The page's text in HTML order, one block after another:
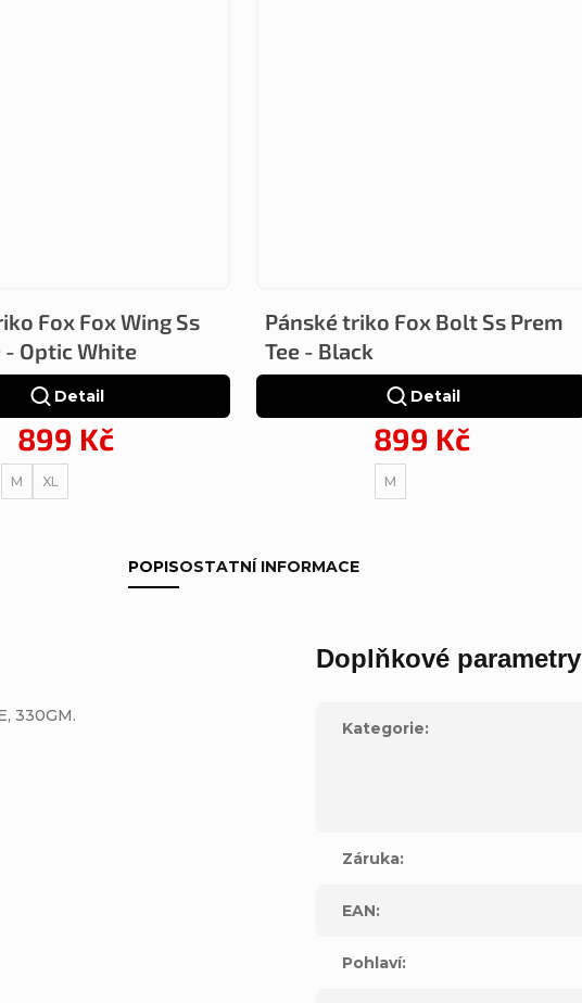
Fox Fox Wing Ss
- Optic White
899 Kč
Detail
M XL
Pánské triko Fox Bolt Ss Prem
Tee - Black
899 Kč
Detail
M
POPISOSTATNÍ INFORMACE
330GM.
Doplňkové parametry
Kategorie:
Záruka:
EAN:
Pohlaví: